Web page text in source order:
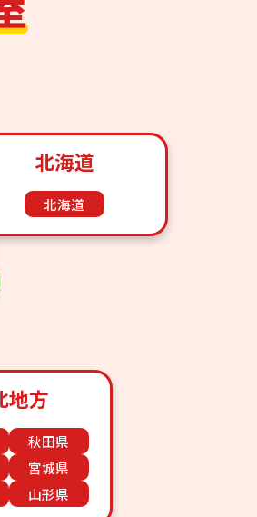
北海道
北海道
地方
秋田県
宮城県
山形県